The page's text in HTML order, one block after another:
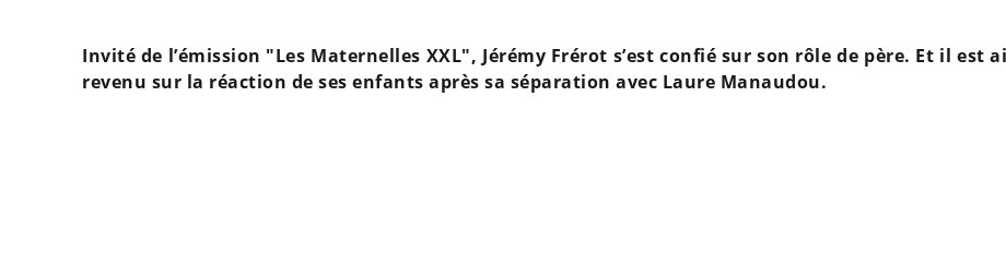
Invité de l’émission "Les Maternelles XXL", Jérémy Frérot s’est confié sur son rôle de père. Et il est
revenu sur la réaction de ses enfants après sa séparation avec Laure Manaudou.